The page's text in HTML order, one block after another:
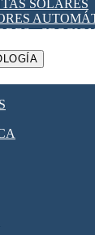
SOLARES
-
SOLAR
Y